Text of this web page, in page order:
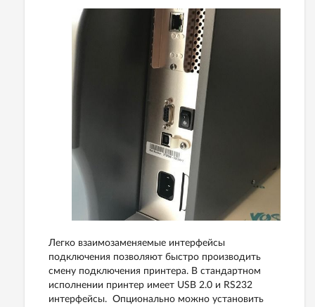
Легко взаимозаменяемые интерфейсы
подключения позволяют быстро производить
смену подключения принтера. В стандартном
исполнении принтер имеет USB 2.0 и RS232
интерфейсы. Опционально можно установить